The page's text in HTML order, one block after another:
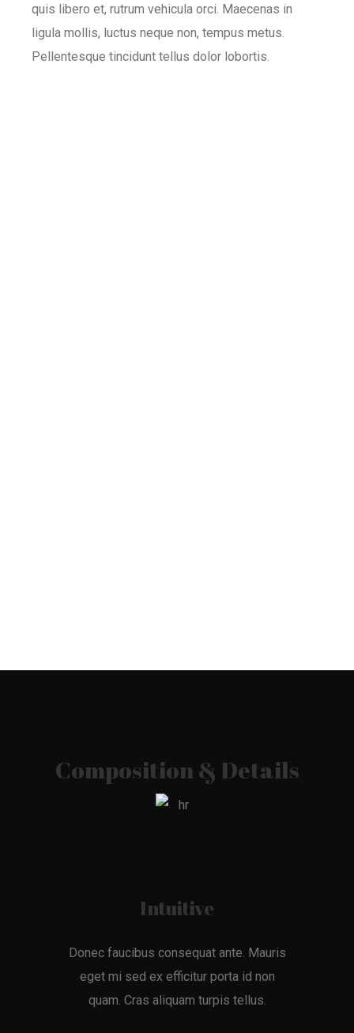
quis libero et, rutrum vehicula orci. Maecenas in
ligula mollis, luctus neque non, tempus metus.
Pellentesque tincidunt tellus dolor lobortis.
Composition & Details
Intuitive
Donec faucibus consequat ante. Mauris
eget mi sed ex efficitur porta id non
quam. Cras aliquam turpis tellus.